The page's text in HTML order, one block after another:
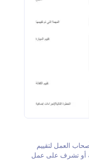
العمل لتقييم
أو تشرف على عمل